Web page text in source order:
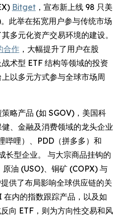
Bitget ，宣布新上线 98 只美
此举在拓宽用户参与传统市场
多元化资产交易环境的建设。
合作 ，大幅提升了用户在股
术型 ETF 结构等领域的投资
以多元方式参与全球市场周
略产品 (如 SGOV)，美国科
、金融及消费领域的龙头企业
哔哩）、PDD（拼多多）和
长型企业。 与大宗商品挂钩的
油 (USO)、铜矿 (COPX) 与
供了布局影响全球供应链的关
内的指数跟踪产品，以及如
向 ETF，则为方向性交易和风